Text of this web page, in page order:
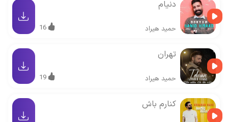
دنیام
حمید هیراد 16
تهران
حمید هیراد 19
کنارم باش